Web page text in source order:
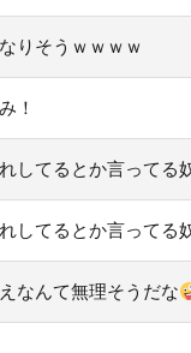
りそうｗｗｗｗ
！
してるとか言ってる
してるとか言ってる
なんて無理そうだな